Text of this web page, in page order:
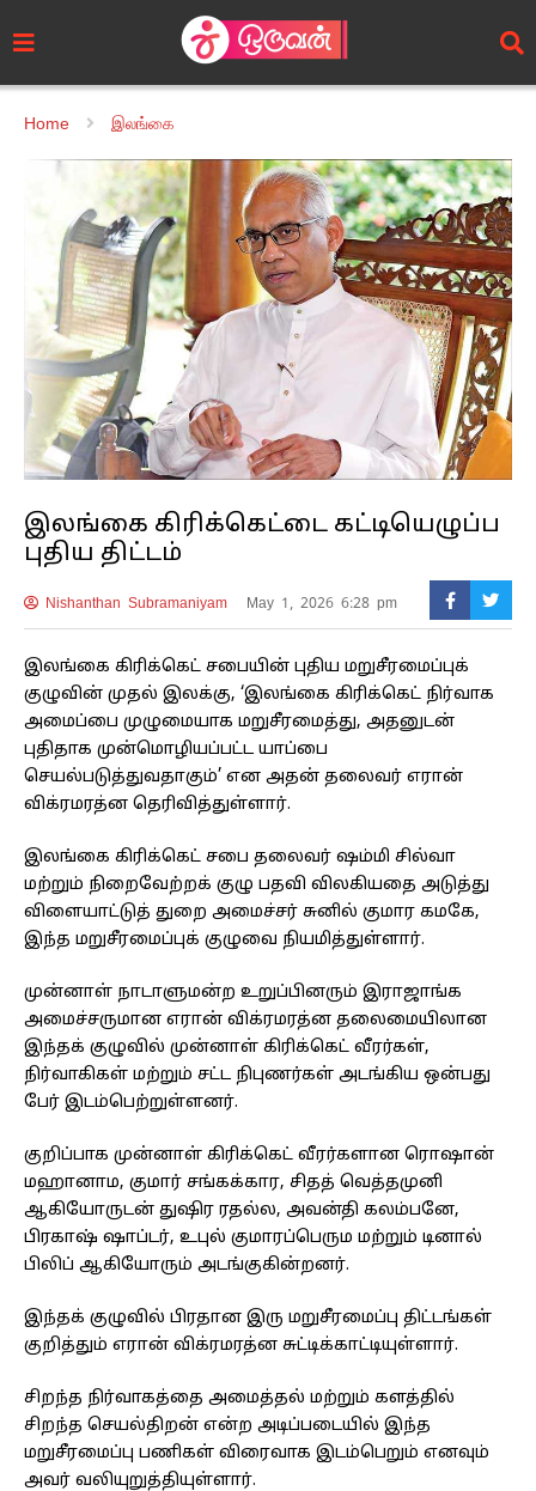
Home இலங்கை
இலங்கை கிரிக்கெட்டை கட்டியெழுப்ப
புதிய திட்டம்
Nishanthan Subramaniyam May 1, 2026 6:28 pm
இலங்கை கிரிக்கெட் சபையின் புதிய மறுசீரமைப்புக்
குழுவின் முதல் இலக்கு, ‘இலங்கை கிரிக்கெட் நிர்வாக
அமைப்பை முழுமையாக மறுசீரமைத்து, அதனுடன்
புதிதாக முன்மொழியப்பட்ட யாப்பை
செயல்படுத்துவதாகும்’ என அதன் தலைவர் எரான்
விக்ரமரத்ன தெரிவித்துள்ளார்.
இலங்கை கிரிக்கெட் சபை தலைவர் ஷம்மி சில்வா
மற்றும் நிறைவேற்றக் குழு பதவி விலகியதை அடுத்து
விளையாட்டுத் துறை அமைச்சர் சுனில் குமார கமகே,
இந்த மறுசீரமைப்புக் குழுவை நியமித்துள்ளார்.
முன்னாள் நாடாளுமன்ற உறுப்பினரும் இராஜாங்க
அமைச்சருமான எரான் விக்ரமரத்ன தலைமையிலான
இந்தக் குழுவில் முன்னாள் கிரிக்கெட் வீரர்கள்,
நிர்வாகிகள் மற்றும் சட்ட நிபுணர்கள் அடங்கிய ஒன்பது
பேர் இடம்பெற்றுள்ளனர்.
குறிப்பாக முன்னாள் கிரிக்கெட் வீரர்களான ரொஷான்
மஹானாம, குமார் சங்கக்கார, சிதத் வெத்தமுனி
ஆகியோருடன் துஷிர ரதல்ல, அவன்தி கலம்பனே,
பிரகாஷ் ஷாப்டர், உபுல் குமாரப்பெரும மற்றும் டினால்
பிலிப் ஆகியோரும் அடங்குகின்றனர்.
இந்தக் குழுவில் பிரதான இரு மறுசீரமைப்பு திட்டங்கள்
குறித்தும் எரான் விக்ரமரத்ன சுட்டிக்காட்டியுள்ளார்.
சிறந்த நிர்வாகத்தை அமைத்தல் மற்றும் களத்தில்
சிறந்த செயல்திறன் என்ற அடிப்படையில் இந்த
மறுசீரமைப்பு பணிகள் விரைவாக இடம்பெறும் எனவும்
அவர் வலியுறுத்தியுள்ளார்.